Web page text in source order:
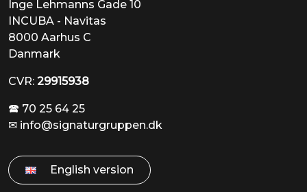
Inge Lehmanns Gade 10
INCUBA - Navitas
8000 Aarhus C
Danmark
CVR: 29915938
🕿 70 25 64 25
✉ info@signaturgruppen.dk
English version